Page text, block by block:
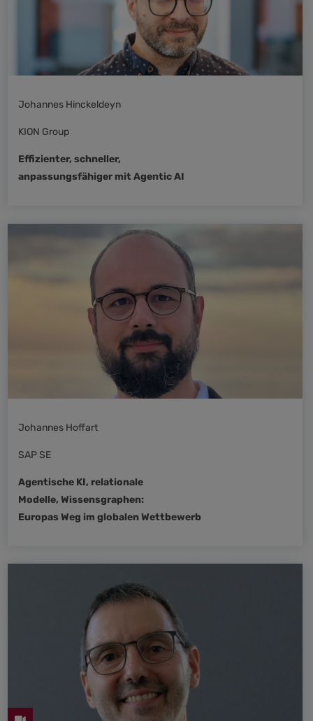
Johannes Hinckeldeyn
KION Group
Effizienter, schneller,
anpassungsfähiger mit Agentic AI
Johannes Hoffart
SAP SE
Agentische KI, relationale
Modelle, Wissensgraphen:
Europas Weg im globalen Wettbewerb